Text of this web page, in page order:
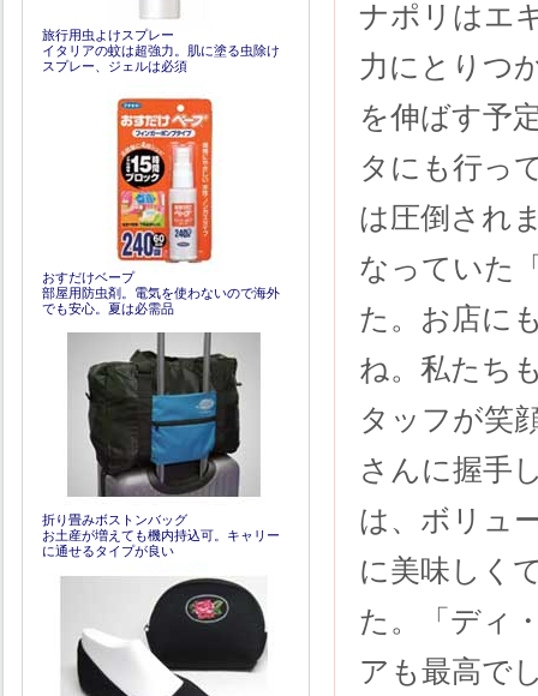
ナポリはエ
力にとりつ
を伸ばす予
タにも行っ
は圧倒され
なっていた
た。お店に
ね。私たち
タッフが笑
さんに握手
は、ボリュ
に美味しく
た。「ディ
アも最高で
旅行用虫よけスプレー
イタリアの蚊は超強力。肌に塗る虫除け
スプレー、ジェルは必須
おすだけベープ
部屋用防虫剤。電気を使わないので海外
でも安心。夏は必需品
折り畳みボストンバッグ
お土産が増えても機内持込可。キャリー
に通せるタイプが良い